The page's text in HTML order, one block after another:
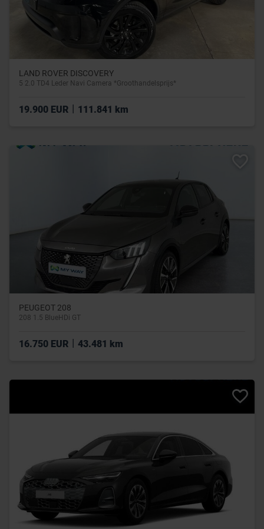
LAND ROVER DISCOVERY
5 2.0 TD4 Leder Navi Camera *Groothandelsprijs*
19.900 EUR | 111.841 km
PEUGEOT 208
208 1.5 BlueHDi GT
16.750 EUR 43.481 km